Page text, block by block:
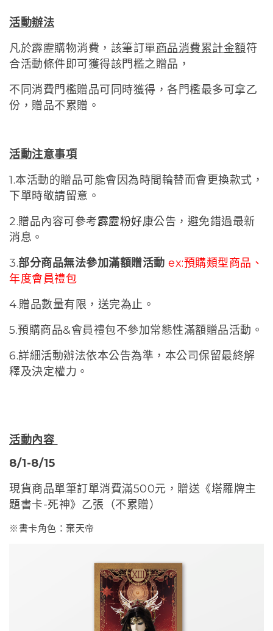
活動辦法
凡於霹靂購物消費，該筆訂單商品消費累計金額符
合活動條件即可獲得該門檻之贈品，
不同消費門檻贈品可同時獲得，各門檻最多可拿乙
份，贈品不累贈。
活動注意事項
1.本活動的贈品可能會因為時間輪替而會更換款式，
下單時敬請留意。
2.贈品內容可參考霹靂粉好康公告，避免錯過最新
消息。
3.部分商品無法參加滿額贈活動 ex:預購類型商品、
年度會員禮包
4.贈品數量有限，送完為止。
5.預購商品&會員禮包不參加常態性滿額贈品活動。
6.詳細活動辦法依本公告為準，本公司保留最終解
釋及決定權力。
活動內容
8/1-8/15
現貨商品單筆訂單消費滿500元，贈送《塔羅牌主
題書卡-死神》乙張（不累贈）
※書卡角色：棄天帝